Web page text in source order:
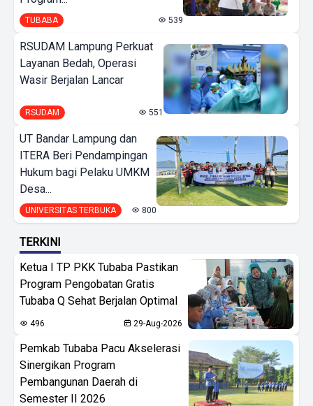
TUBABA 539
RSUDAM Lampung Perkuat
Layanan Bedah, Operasi
Wasir Berjalan Lancar
RSUDAM 551
UT Bandar Lampung dan
ITERA Beri Pendampingan
Hukum bagi Pelaku UMKM
Desa...
UNIVERSITAS TERBUKA 800
TERKINI
Ketua I TP PKK Tubaba Pastikan
Program Pengobatan Gratis
Tubaba Q Sehat Berjalan Optimal
496 29-Aug-2026
Pemkab Tubaba Pacu Akselerasi
Sinergikan Program
Pembangunan Daerah di
Semester II 2026